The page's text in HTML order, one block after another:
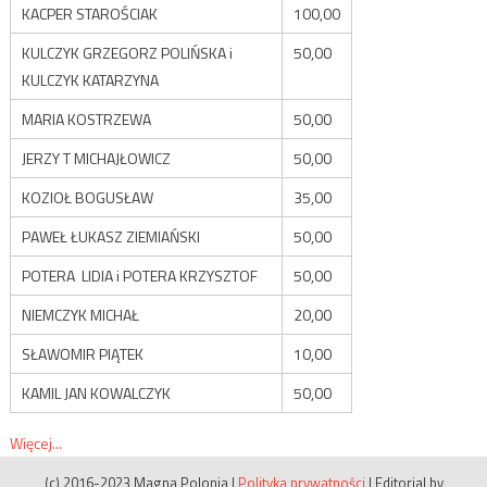
KACPER STAROŚCIAK
100,00
KULCZYK GRZEGORZ POLIŃSKA i
KULCZYK KATARZYNA
50,00
MARIA KOSTRZEWA
50,00
JERZY T MICHAJŁOWICZ
50,00
KOZIOŁ BOGUSŁAW
35,00
PAWEŁ ŁUKASZ ZIEMIAŃSKI
50,00
POTERA LIDIA i POTERA KRZYSZTOF
50,00
NIEMCZYK MICHAŁ
20,00
SŁAWOMIR PIĄTEK
10,00
KAMIL JAN KOWALCZYK
50,00
Więcej...